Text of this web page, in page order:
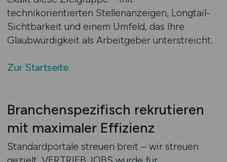
technikorientierten Stellenanzeigen, Longtail-
Sichtbarkeit und einem Umfeld, das Ihre
Glaubwürdigkeit als Arbeitgeber unterstreicht.
Zur Startseite
Branchenspezifisch rekrutieren
mit maximaler Effizienz
Standardportale streuen breit – wir streuen